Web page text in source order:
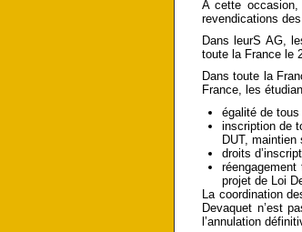
A cette
revendications
Dans leurS AG,
toute la France le
Dans toute la
France, les
égalité de tous
inscription de
DUT, maintien
droits
projet de Loi
La coordination
Devaquet n’est
l’annulation